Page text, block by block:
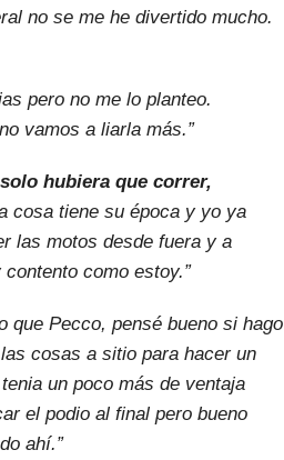
no se me he divertido mucho.
pero no me lo planteo.
vamos a liarla más.”
hubiera que correr,
cosa tiene su época y yo ya
las motos desde fuera y a
como estoy.”
que Pecco, pensé bueno si hago
cosas a sitio para hacer un
un poco más de ventaja
el podio al final pero bueno
ahí.”